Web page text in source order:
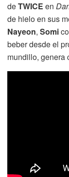
deTWICE en
de hielo en sus
Nayeon, Somi
beber desde el
mundillo, genera